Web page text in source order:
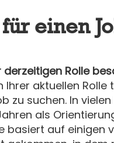
einen
derzeitigen Rolle
aktuellen Rolle
zu suchen. In
als
basiert auf einigen